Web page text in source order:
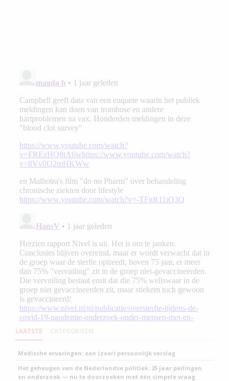
LAATSTE
Medische ervaringen: een (zeer) persoonlijk verslag
Het geheugen van de Nederlandse politiek: 25 jaar peilingen
en onderzoek — nu te doorzoeken met één simpele vraag